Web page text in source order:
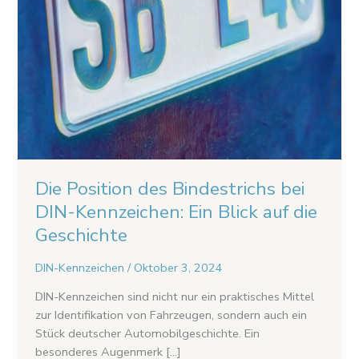
Die Position des Bindestrichs bei
DIN-Kennzeichen: Ein Blick auf die
Geschichte
DIN-Kennzeichen /Oktober 3, 2024
DIN-Kennzeichen sind nicht nur ein praktisches Mittel
zur Identifikation von Fahrzeugen, sondern auch ein
Stück deutscher Automobilgeschichte. Ein
besonderes Augenmerk […]
auf
die
Geschichte